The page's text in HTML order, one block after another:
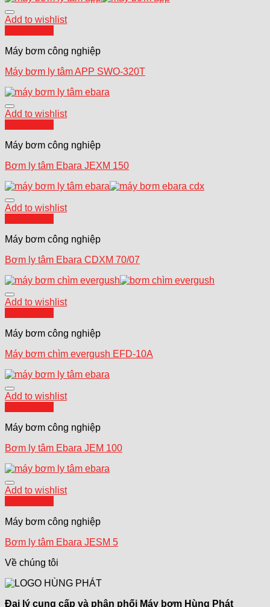
Add to wishlist
Máy bơm công nghiệp
Máy bơm ly tâm APP SWO-320T
Add to wishlist
Máy bơm công nghiệp
Bơm ly tâm Ebara JEXM 150
Add to wishlist
Máy bơm công nghiệp
Bơm ly tâm Ebara CDXM 70/07
Add to wishlist
Máy bơm công nghiệp
Máy bơm chìm evergush EFD-10A
Add to wishlist
Máy bơm công nghiệp
Bơm ly tâm Ebara JEM 100
Add to wishlist
Máy bơm công nghiệp
Bơm ly tâm Ebara JESM 5
Về chúng tôi
Đại lý cung cấp và phân phối Máy bơm Hùng Phát